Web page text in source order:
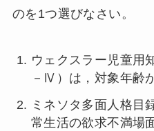
のを1つ選びなさい。
ウェクスラー児童用
－Ⅳ）は，対象年齢
ミネソタ多面人格目
常生活の欲求不満場